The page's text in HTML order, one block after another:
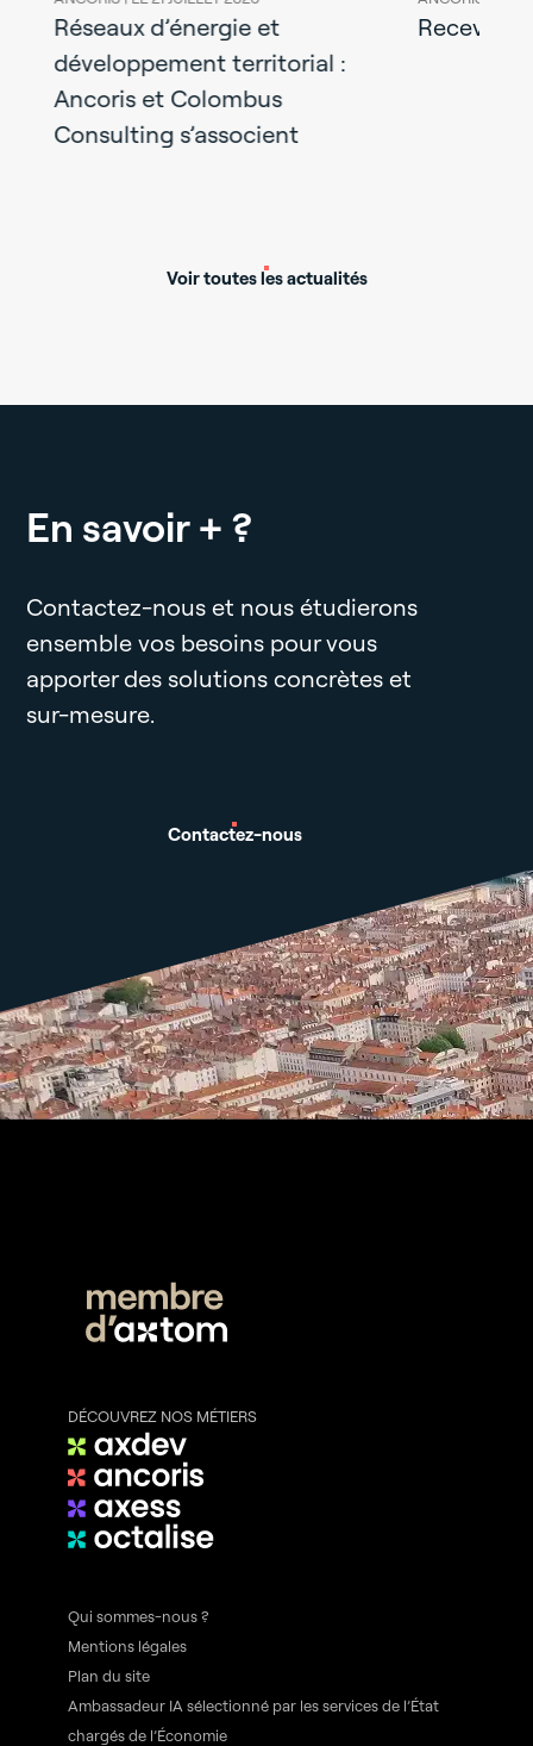
Réseaux d’énergie et
développement territorial :
Ancoris et Colombus
Consulting s’associent
Recevez
Voir toutes les actualités
En savoir + ?
Contactez-nous et nous étudierons
ensemble vos besoins pour vous
apporter des solutions concrètes et
sur-mesure.
Contactez-nous
DÉCOUVREZ NOS MÉTIERS
Qui sommes-nous ?
Mentions légales
Plan du site
Ambassadeur IA sélectionné par les services de l’État
chargés de l’Économie